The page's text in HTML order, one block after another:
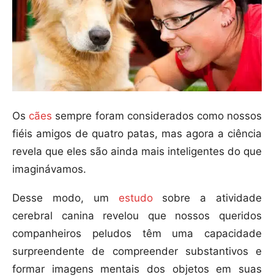
Os cães sempre foram considerados como nossos
fiéis amigos de quatro patas, mas agora a ciência
revela que eles são ainda mais inteligentes do que
imaginávamos.
Desse modo, um estudosobre a atividade
cerebral canina revelou que nossos queridos
companheiros peludos têm uma capacidade
surpreendente de compreender substantivos e
formar imagens mentais dos objetos em suas